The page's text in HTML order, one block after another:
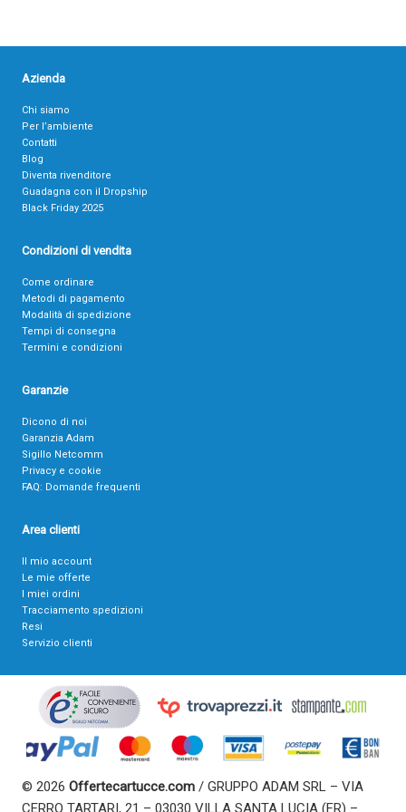
Azienda
Chi siamo
Per l’ambiente
Contatti
Blog
Diventa rivenditore
Guadagna con il Dropship
Black Friday 2025
Condizioni di vendita
Come ordinare
Metodi di pagamento
Modalità di spedizione
Tempi di consegna
Termini e condizioni
Garanzie
Dicono di noi
Garanzia Adam
Sigillo Netcomm
Privacy e cookie
FAQ: Domande frequenti
Area clienti
Il mio account
Le mie offerte
I miei ordini
Tracciamento spedizioni
Resi
Servizio clienti
© 2026 Offertecartucce.com / GRUPPO ADAM SRL – VIA
CERRO TARTARI, 21 – 03030 VILLA SANTA LUCIA (FR) –